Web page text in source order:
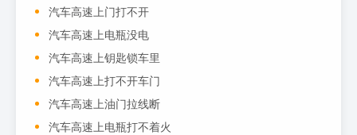
汽车高速上门打不开
汽车高速上电瓶没电
汽车高速上钥匙锁车里
汽车高速上打不开车门
汽车高速上油门拉线断
汽车高速上电瓶打不着火